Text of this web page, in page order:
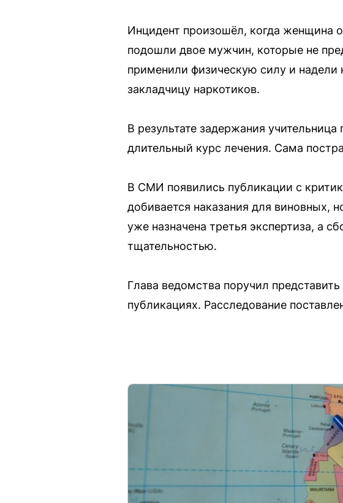
Инцидент произошёл, когда женщина
подошли двое мужчин, которые не
применили физическую силу и
закладчицу наркотиков.
В результате задержания
длительный курс лечения. Сама
В СМИ появились публикации с
добивается наказания для виновных,
уже назначена третья экспертиза, а
тщательностью.
Глава ведомства поручил
публикациях. Расследование